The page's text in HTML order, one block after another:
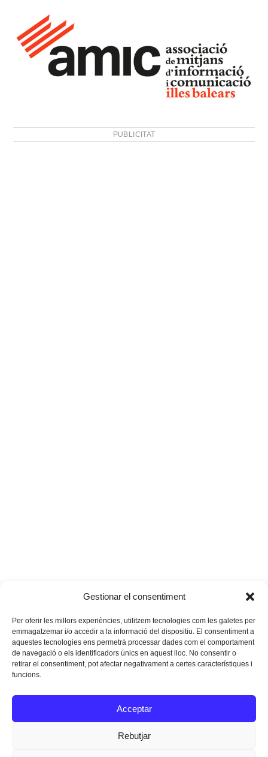
Gestionar el consentiment
Per oferir les millors experiències, utilitzem tecnologies com les galetes per
emmagatzemar i/o accedir a la informació del dispositiu. El consentiment a
aquestes tecnologies ens permetrà processar dades com el comportament
de navegació o els identificadors únics en aquest lloc. No consentir o
retirar el consentiment, pot afectar negativament a certes característiques i
funcions.
Acceptar
Rebutjar
PUBLICITAT
next
primer aniversari
Instagram
Facebook
Twitter
Texts Legals